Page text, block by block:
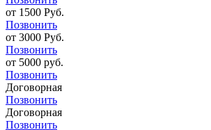
от 1500 Руб.
Позвонить
от 3000 Руб.
Позвонить
от 5000 руб.
Позвонить
Договорная
Позвонить
Договорная
Позвонить